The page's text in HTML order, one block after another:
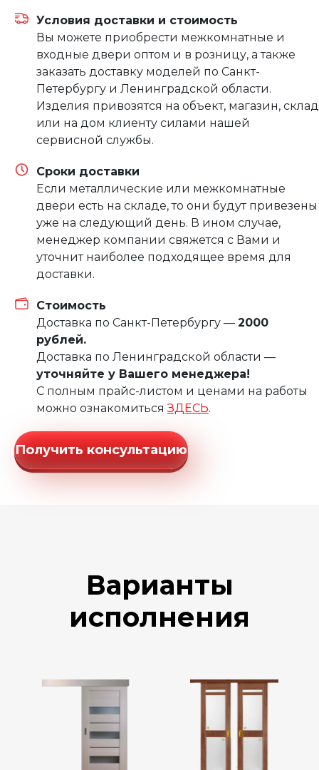
Условия доставки и стоимость
Вы можете приобрести межкомнатные и
входные двери оптом и в розницу, а также
заказать доставку моделей по Санкт-
Петербургу и Ленинградской области.
Изделия привозятся на объект, магазин, склад
или на дом клиенту силами нашей
сервисной службы.
Сроки доставки
Если металлические или межкомнатные
двери есть на складе, то они будут привезены
уже на следующий день. В ином случае,
менеджер компании свяжется с Вами и
уточнит наиболее подходящее время для
доставки.
Стоимость
Доставка по Санкт-Петербургу — 2000
рублей.
Доставка по Ленинградской области —
уточняйте у Вашего менеджера!
С полным прайс-листом и ценами на работы
можно ознакомитьсяЗДЕСЬ.
Получить консультацию
Варианты
исполнения